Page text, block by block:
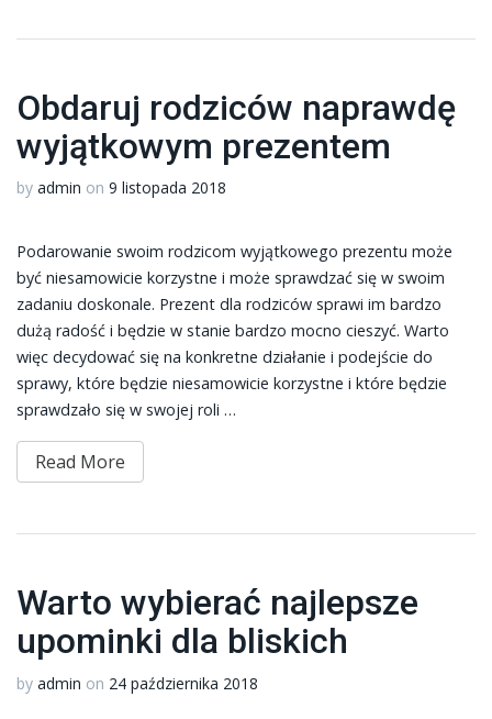
Obdaruj rodziców naprawdę
wyjątkowym prezentem
by admin on 9 listopada 2018
Podarowanie swoim rodzicom wyjątkowego prezentu może
być niesamowicie korzystne i może sprawdzać się w swoim
zadaniu doskonale. Prezent dla rodziców sprawi im bardzo
dużą radość i będzie w stanie bardzo mocno cieszyć. Warto
więc decydować się na konkretne działanie i podejście do
sprawy, które będzie niesamowicie korzystne i które będzie
sprawdzało się w swojej roli …
Read More
Warto wybierać najlepsze
upominki dla bliskich
by admin on 24 października 2018